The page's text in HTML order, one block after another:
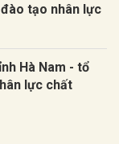
tạo nhân lực
Hà Nam - tổ
lực chất